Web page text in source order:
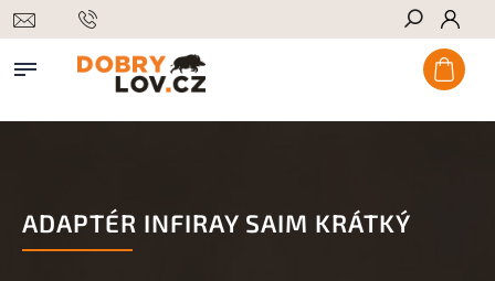
Hledat
ADAPTÉR INFIRAY SAIM KRÁTKÝ